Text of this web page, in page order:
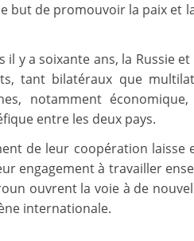
but de promouvoir la paix et
y a soixante ans, la Russie
tant bilatéraux que
notamment
entre les deux pays.
de leur coopération laisse
engagement à travailler
ouvrent la voie à de
internationale.